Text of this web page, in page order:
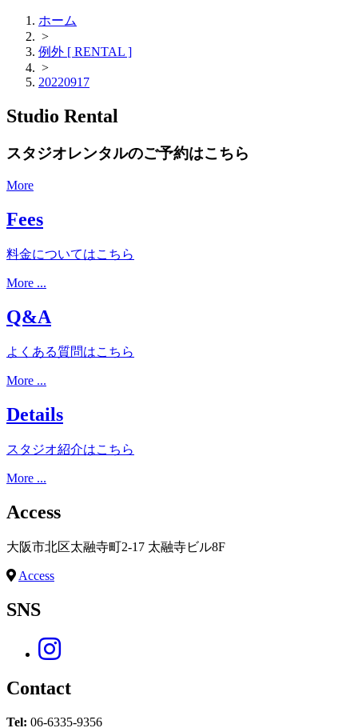
ホーム
>
例外 [ RENTAL ]
>
20220917
Studio Rental
スタジオレンタルのご予約はこちら
More
Fees
料金についてはこちら
More ...
Q&A
よくある質問はこちら
More ...
Details
スタジオ紹介はこちら
More ...
Access
大阪市北区太融寺町2-17 太融寺ビル8F
Access
SNS
Contact
Tel: 06-6335-9356